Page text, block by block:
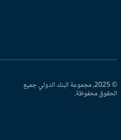
© 2025، مجموعة البنك الدولي جميع
محفوظة.